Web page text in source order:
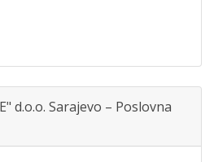
d.o.o. Sarajevo – Poslovna